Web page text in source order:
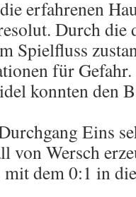
erfahrenen
Durch die
Spielfluss
für Gefahr.
konnten den
Eins
Wersch
dem 0:1 in